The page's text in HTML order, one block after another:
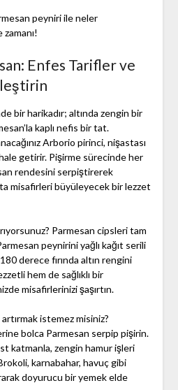
peyniri ile neler
Enfes Tarifler ve
bir harikadır; altında zengin bir
kaplı nefis bir tat.
Arborio pirinci, nişastası
getirir. Pişirme sürecinde her
rendesini serpiştirerek
misafirleri büyüleyecek bir lezzet
Parmesan cipsleri tam
peynirini yağlı kağıt serili
derece fırında altın rengini
hem de sağlıklı bir
misafirlerinizi şaşırtın.
istemez misiniz?
bolca Parmesan serpip pişirin.
katmanla, zengin hamur işleri
karnabahar, havuç gibi
doyurucu bir yemek elde